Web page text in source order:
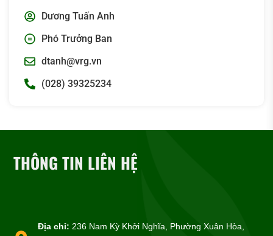
Dương Tuấn Anh
Phó Trưởng Ban
dtanh@vrg.vn
(028) 39325234
THÔNG TIN LIÊN HỆ
Địa chỉ: 236 Nam Kỳ Khởi Nghĩa, Phường Xuân Hòa,